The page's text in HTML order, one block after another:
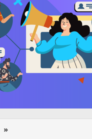
»